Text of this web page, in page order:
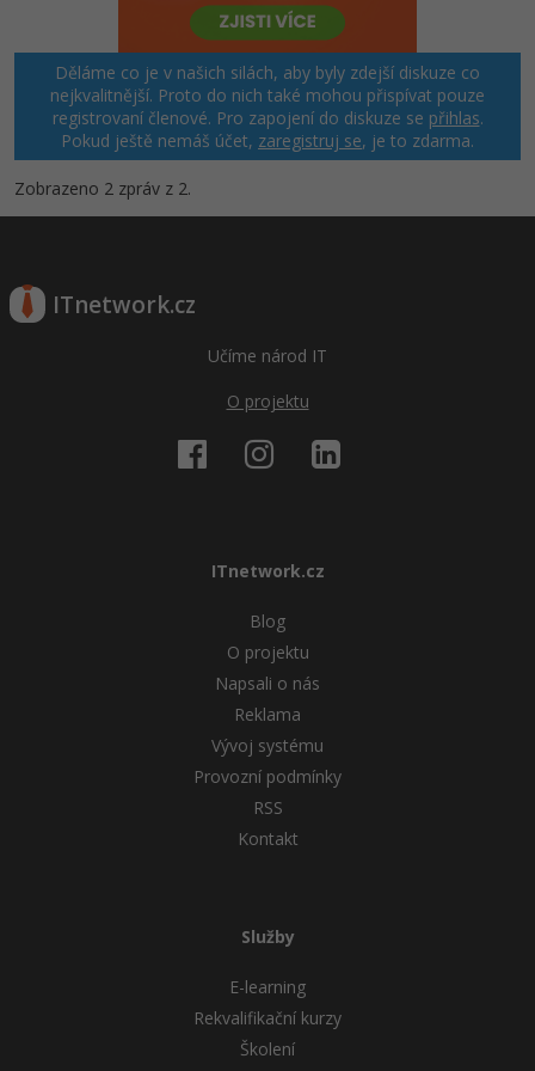
Děláme co je v našich silách, aby byly zdejší diskuze co
nejkvalitnější. Proto do nich také mohou přispívat pouze
registrovaní členové. Pro zapojení do diskuze se přihlas.
Pokud ještě nemáš účet, zaregistruj se, je to zdarma.
Zobrazeno 2 zpráv z 2.
ITnetwork.cz
Učíme národ IT
O projektu
ITnetwork.cz
Blog
O projektu
Napsali o nás
Reklama
Vývoj systému
Provozní podmínky
RSS
Kontakt
Služby
E-learning
Rekvalifikační kurzy
Školení